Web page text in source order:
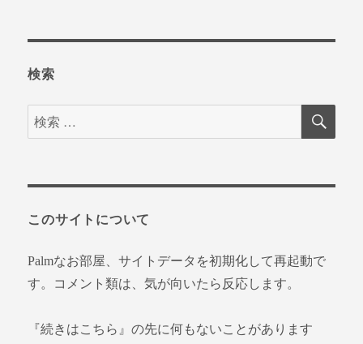
検索
検
索
象:
検
このサイトについて
Palmなお部屋、サイトデータを初期化して再起動で
す。コメント類は、気が向いたら反応します。
『続きはこちら』の先に何もないことがあります